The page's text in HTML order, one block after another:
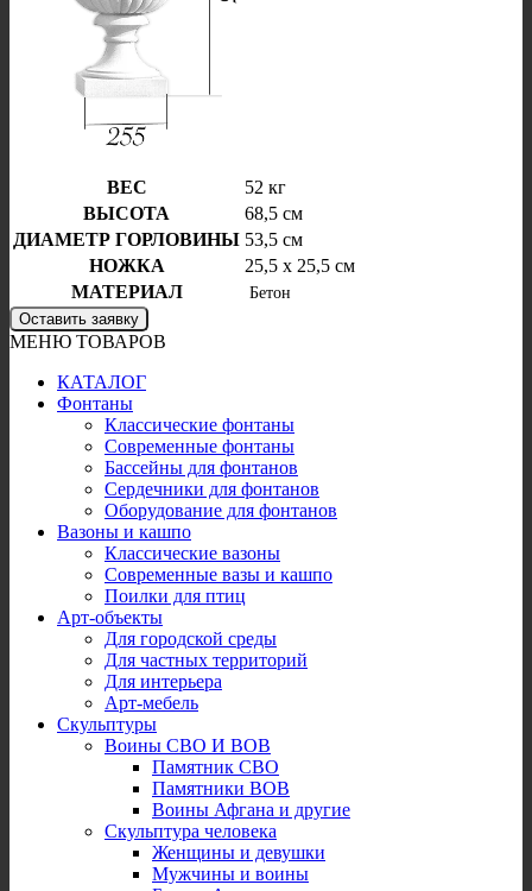
ВЕС
52 кг
ВЫСОТА
68,5 см
ДИАМЕТР ГОРЛОВИНЫ 53,5 см
НОЖКА
25,5 x 25,5 см
МАТЕРИАЛ
Бетон
Оставить заявку
МЕНЮ ТОВАРОВ
КАТАЛОГ
Фонтаны
Классические фонтаны
Современные фонтаны
Бассейны для фонтанов
Сердечники для фонтанов
Оборудование для фонтанов
Вазоны и кашпо
Классические вазоны
Современные вазы и кашпо
Поилки для птиц
Арт-объекты
Для городской среды
Для частных территорий
Для интерьера
Арт-мебель
Скульптуры
Воины СВО И ВОВ
Памятник СВО
Памятники ВОВ
Воины Афгана и другие
Скульптура человека
Женщины и девушки
Мужчины и воины